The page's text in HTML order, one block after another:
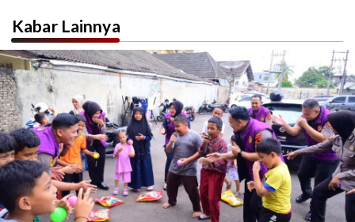
Kabar Lainnya